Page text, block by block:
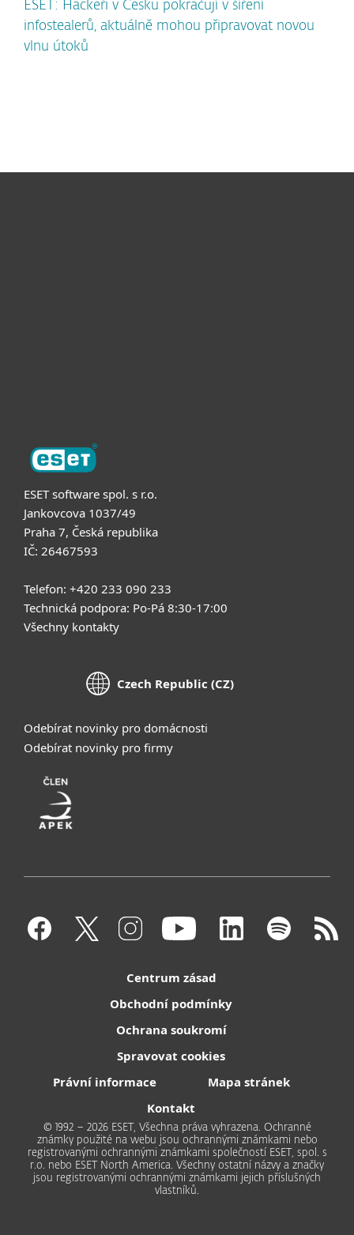
ESET: Hackeři v Česku pokračují v šíření
infostealerů, aktuálně mohou připravovat novou
vlnu útoků
ESET software spol. s r.o.
Jankovcova 1037/49
Praha 7, Česká republika
IČ: 26467593
Telefon: +420 233 090 233
Technická podpora: Po-Pá 8:30-17:00
Všechny kontakty
Czech Republic (CZ)
Odebírat novinky pro domácnosti
Odebírat novinky pro firmy
Centrum zásad
Obchodní podmínky
Ochrana soukromí
Spravovat cookies
Právní informace
Mapa stránek
Kontakt
© 1992 – 2026 ESET, Všechna práva vyhrazena. Ochranné
známky použité na webu jsou ochrannými známkami nebo
registrovanými ochrannými známkami společností ESET, spol. s
r.o. nebo ESET North America. Všechny ostatní názvy a značky
jsou registrovanými ochrannými známkami jejich příslušných
vlastníků.